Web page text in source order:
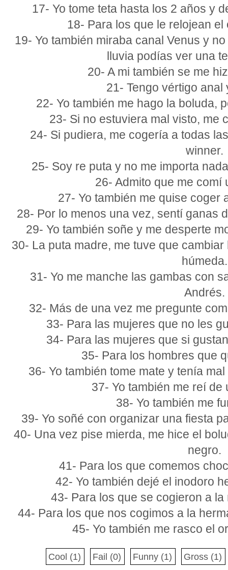
17- Yo tome teta hasta los 2 años y
18- Para los que le relojean
19- Yo también miraba canal Venus y
lluvia podías ver una
20- A mi también se me
21- Tengo vértigo anal
22- Yo también me hago la boluda,
23- Si no estuviera mal visto, me
24- Si pudiera, me cogería a todas
winner.
25- Soy re puta y no me importa
26- Admito que me comí
27- Yo también me quise coger
28- Por lo menos una vez, sentí ganas
29- Yo también soñe y me desperte
30- La puta madre, me tuve que
húmeda.
31- Yo me manche las gambas con
Andrés.
32- Más de una vez me pregunte
33- Para las mujeres que no les
34- Para las mujeres que si
35- Para los hombres que
36- Yo también tome mate y tenía
37- Yo también me reí de
38- Yo también me
39- Yo soñé con organizar una fiesta
40- Una vez pise mierda, me hice el
negro.
41- Para los que comemos
42- Yo también dejé el inodoro
43- Para los que se cogieron a
44- Para los que nos cogimos a la
45- Yo también me rasco el
Cool (1) Fail (0) Funny (1) Gross (1)